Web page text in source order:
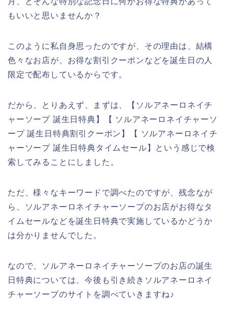
もいいと思いませんか？
このように私自身思ったのですが、その理由は、結構
色々なお店が、お得な割引クーポンなどを誕生日の人
限定で配布しているからです。
だから、とりあえず、まずは、【ソルアネーロネイチ
ャーソープ 誕生日特典】【 ソルアネーロネイチャーソ
ープ 誕生日特典割引クーポン】【 ソルアネーロネイチ
ャーソープ 誕生日特典タイムセール】という感じで検
索してみることにしました。
ただ、様々なキーワードで調べたのですが、残念なが
ら、ソルアネーロネイチャーソープのお店がお得なタ
イムセールなどを誕生日特典で実施しているかどうか
は分かりませんでした。
なので、ソルアネーロネイチャーソープのお店の誕生
日特典については、今後も引き続きソルアネーロネイ
チャーソープのサイトを調べていきますね♪